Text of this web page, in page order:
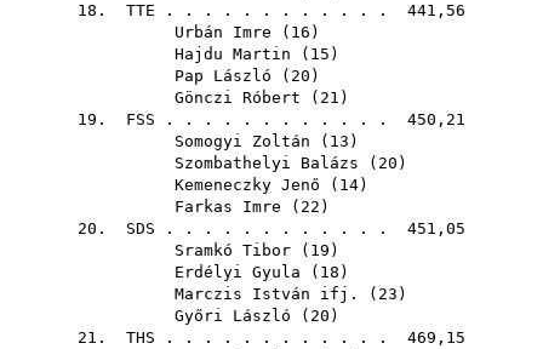
18. TTE . . . . . . . . . . . . 441,56
Urbán Imre ( 16 )
Hajdu Martin ( 15 )
Pap László ( 20 )
Gönczi Róbert ( 21 )
19. FSS . . . . . . . . . . . . 450,21
Somogyi Zoltán ( 13 )
Szombathelyi Balázs ( 20 )
Kemeneczky Jenő ( 14)
Farkas Imre ( 22 )
20. SDS . . . . . . . . . . . . 451,05
Sramkó Tibor ( 19 )
Erdélyi Gyula ( 18 )
Marczis István ifj.
( 23 )
Győri László ( 20 )
21. THS . . . . . . . . . . . . 469,15